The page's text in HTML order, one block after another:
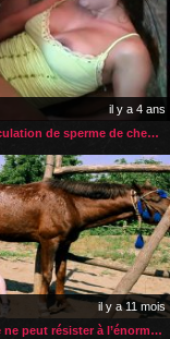
il y a 4 ans
Double éjaculation de sperme de cheval pour femme mature sexy
il y a 11 mois
La brunette ne peut résister à l’énorme sexe de son cheval